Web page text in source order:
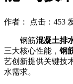
作者： 点击：453
钢筋混凝土排
三大核心性能，钢
艺创新提供关键技
水需求。